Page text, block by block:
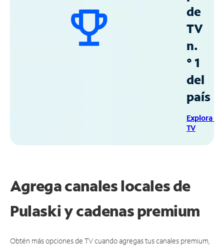
de
TV
n.
° 1
del
país
Explora
TV
Agrega canales locales de
Pulaski y cadenas premium
Obtén más opciones de TV cuando agregas tus canales premium,